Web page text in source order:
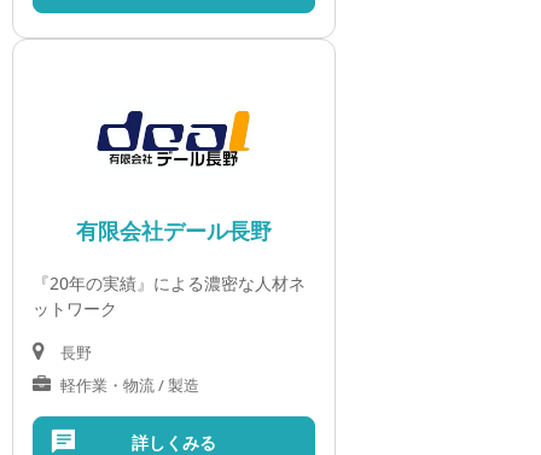
有限会社デール長野
『20年の実績』による濃密な人材ネ
ットワーク
長野
軽作業・物流 / 製造
詳しくみる